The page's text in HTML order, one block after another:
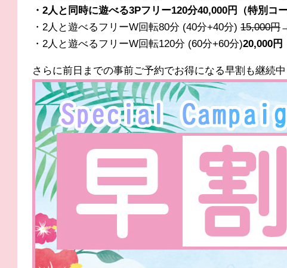
・2人と同時に遊べる3Pフリー120分40,000円（特別コー
・2人と遊べるフリーW回転80分 (40分+40分) 15,000円
・2人と遊べるフリーW回転120分 (60分+60分)20,000円
さらに前日までの事前ご予約でお得になる早割も継続中